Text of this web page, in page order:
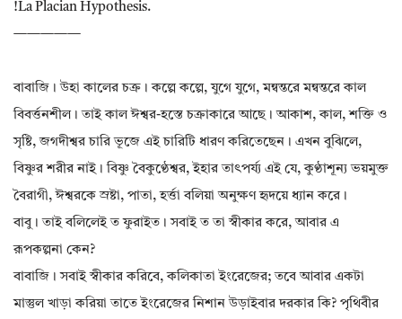
!La Placian Hypothesis.
—————
বাবাজি। উহা কালের চক্র। কল্পে কল্পে, যুগে যুগে, মন্বন্তরে মন্বন্তরে কাল
বিবর্ত্তনশীল। তাই কাল ঈশ্বর-হস্তে চক্রাকারে আছে। আকাশ, কাল, শক্তি ও
সৃষ্টি, জগদীশ্বর চারি ভূজে এই চারিটি ধারণ করিতেছেন। এখন বুঝিলে,
বিষ্ণুর শরীর নাই। বিষ্ণু বৈকুণ্ঠেশ্বর, ইহার তাৎপর্য্য এই যে, কুণ্ঠাশূন্য ভয়মুক্ত
বৈরাগী, ঈশ্বরকে স্রষ্টা, পাতা, হর্ত্তা বলিয়া অনুক্ষণ হৃদয়ে ধ্যান করে।
বাবু। তাই বলিলেই ত ফুরাইত। সবাই ত তা স্বীকার করে, আবার এ
রূপকল্পনা কেন?
বাবাজি। সবাই স্বীকার করিবে, কলিকাতা ইংরেজের; তবে আবার একটা
মাস্তুল খাড়া করিয়া তাতে ইংরেজের নিশান উড়াইবার দরকার কি? পৃথিবীর